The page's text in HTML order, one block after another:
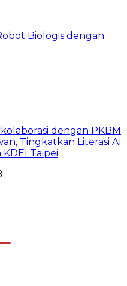
Biologis dengan
dengan PKBM
Tingkatkan Literasi AI
Taipei